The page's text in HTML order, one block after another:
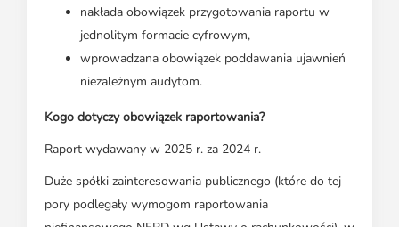
nakłada obowiązek przygotowania raportu w
jednolitym formacie cyfrowym,
wprowadzana obowiązek poddawania ujawnień
niezależnym audytom.
Kogo dotyczy obowiązek raportowania?
Raport wydawany w 2025 r. za 2024 r.
Duże spółki zainteresowania publicznego (które do tej
pory podlegały wymogom raportowania